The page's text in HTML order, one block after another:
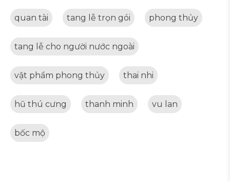
quan tài tang lễ trọn gói phong thủy
tang lễ cho người nước ngoài
vật phẩm phong thủy thai nhi
hũ thú cưng thanh minh vu lan
bốc mộ